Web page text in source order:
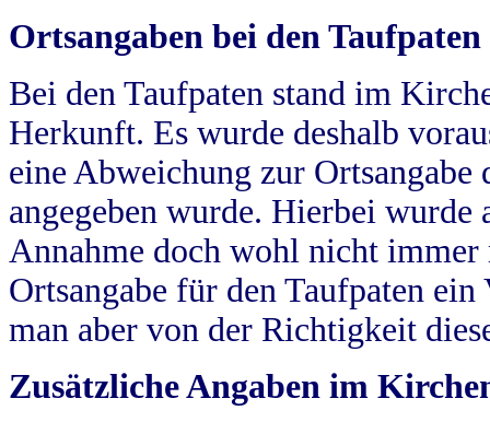
Ortsangaben bei den Taufpaten
Bei den Taufpaten stand im
Herkunft. Es wurde deshalb
eine Abweichung zur
angegeben wurde. Hierbei wurde
Annahme doch wohl nicht
Ortsangabe für den Taufpaten
man aber von der Richtigkeit
Zusätzliche Angaben im